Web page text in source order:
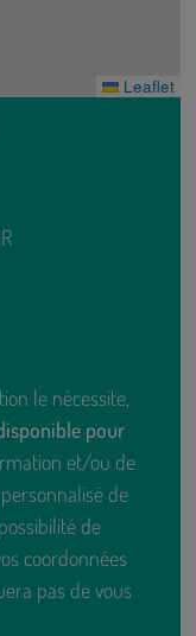
Leaflet
le nécessite,
pour
et/ou de
de
de
coordonnées
pas de vous